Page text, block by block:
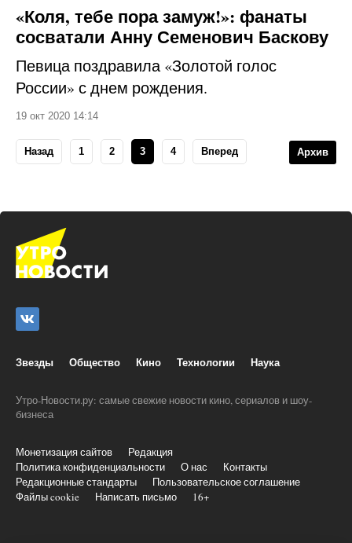
«Коля, тебе пора замуж!»: фанаты
сосватали Анну Семенович Баскову
Певица поздравила «Золотой голос
России» с днем рождения.
19 окт 2020 14:14
Назад 1 2 3 4 Вперед Архив
Звезды Общество Кино Технологии Наука
Утро-Новости.ру: самые свежие новости кино, сериалов и шоу-
бизнеса
Монетизация сайтов
Редакция
Политика конфиденциальности
О нас
Контакты
Редакционные стандарты
Пользовательское соглашение
Файлы cookie
Написать письмо 16+